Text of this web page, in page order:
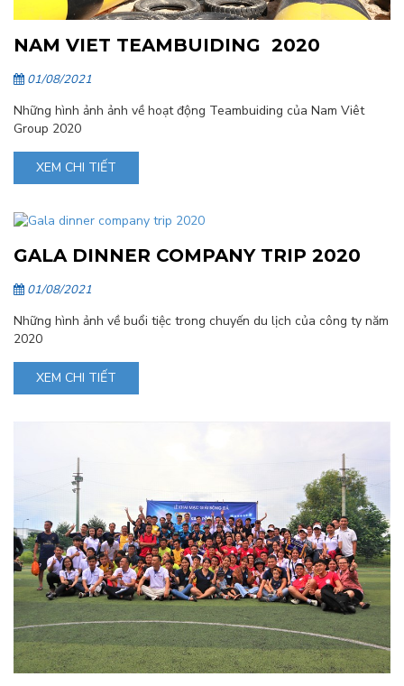
NAM VIET TEAMBUIDING 2020
01/08/2021
Những hình ảnh ảnh về hoạt động Teambuiding của Nam Viêt
Group 2020
XEM CHI TIẾT
GALA DINNER COMPANY TRIP 2020
01/08/2021
Những hình ảnh về buổi tiệc trong chuyến du lịch của công ty năm
2020
XEM CHI TIẾT